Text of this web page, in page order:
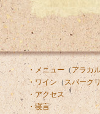
・メニュー（ アラカ
・ワイン （スパーク
・アクセス
・寝言